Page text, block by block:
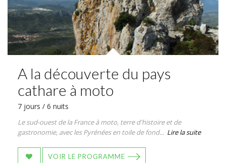
A la découverte du pays
cathare à moto
7 jours / 6 nuits
Le sud-ouest de la France à moto, terre d'histoire et de
gastronomie, avec les Pyrénées en toile de fond... Lire la suite
VOIR LE PROGRAMME